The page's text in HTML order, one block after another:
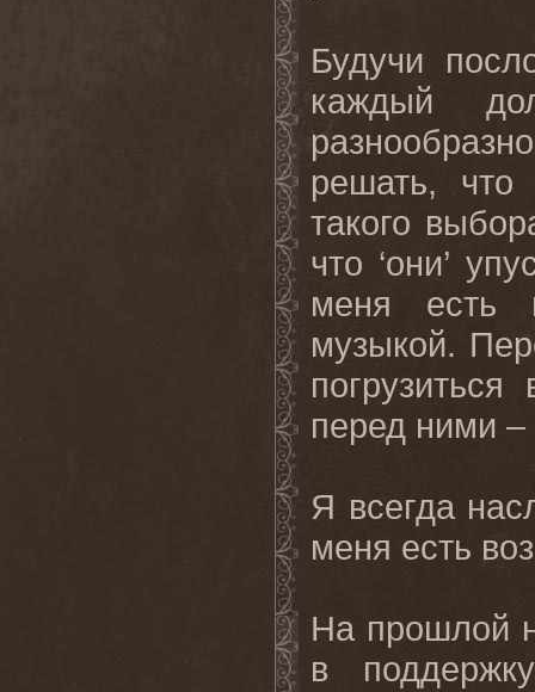
Будучи
каждый
решать,
такого
что ‘они’
меня есть
музыкой.
перед ними
Я всегда
меня есть
На прошлой
в